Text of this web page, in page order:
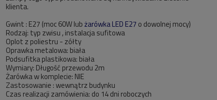
klienta.
Gwint : E27 (moc 60W lubżarówka LED E27 o dowolnej mocy)
Rodzaj: typ zwisu , instalacja sufitowa
Oplot z poliestru - zółty
Oprawka metalowa: biała
Podsufitka plastikowa: biała
Wymiary: Długość przewodu 2m
Żarówka w komplecie: NIE
Zastosowanie : wewnątrz budynku
Czas realizacji zamówienia: do 14 dni roboczych